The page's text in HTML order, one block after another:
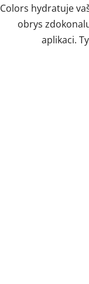
Colors hydratuje
obrys
aplikaci.